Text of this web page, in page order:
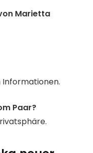
Marietta
Informationen.
Paar?